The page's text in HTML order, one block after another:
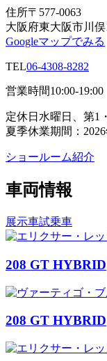
住所〒577-0063
大阪府東大阪市川俣
Googleマップでみる
TEL06-4308-8282
営業時間10:00-19:00
定休日 水曜日、第1
夏季休業期間：
ショールーム紹介
車両情報
展示車試乗車
208 GT HYBRID
208 GT HYBRID